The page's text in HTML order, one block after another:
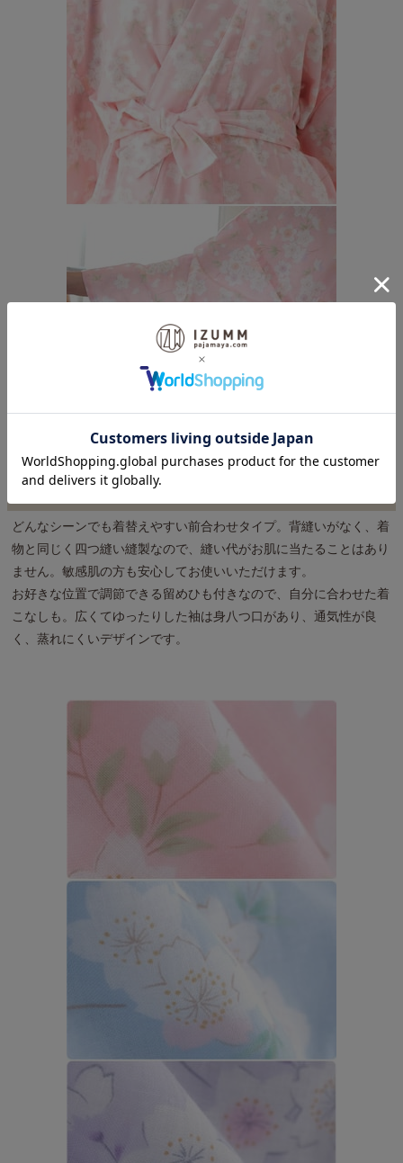
どんなシーンでも着替えやすい前合わせタイプ。背縫いがなく、着
物と同じく四つ縫い縫製なので、縫い代がお肌に当たることはあり
ません。敏感肌の方も安心してお使いいただけます。
お好きな位置で調節できる留めひも付きなので、自分に合わせた着
こなしも。広くてゆったりした袖は身八つ口があり、通気性が良
く、蒸れにくいデザインです。